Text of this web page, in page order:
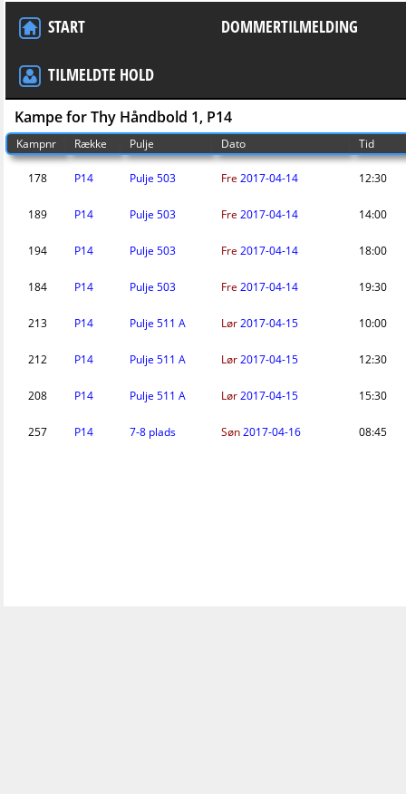
START DOMMERTILMELDING
TILMELDTE HOLD
Kampe for Thy Håndbold 1, P14
Kampnr Række Pulje Dato Tid
178 P14 Pulje 503 Fre 2017-04-14 12:30
189 P14 Pulje 503 Fre 2017-04-14 14:00
194 P14 Pulje 503 Fre 2017-04-14 18:00
184 P14 Pulje 503 Fre 2017-04-14 19:30
213 P14 Pulje 511 A Lør2017-04-15 10:00
212 P14 Pulje 511 A Lør2017-04-15 12:30
208 P14 Pulje 511 A Lør2017-04-15 15:30
257 P14 7-8 plads Søn2017-04-16 08:45